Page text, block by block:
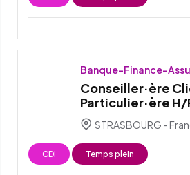
Banque-Finance-
Conseiller·ère
Particulier·ère H/
STRASBOURG -
CDI Temps plein